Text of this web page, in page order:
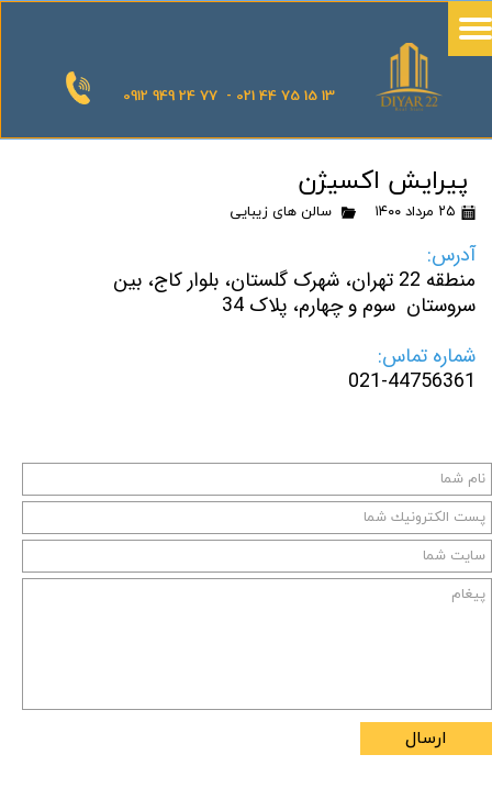
0912 949 24 77 - 021 44 75 15 13
پیرایش اکسیژن
۲۵ مرداد ۱۴۰۰ سالن های زیبایی
آدرس:
منطقه 22 تهران، شهرک گلستان، بلوار کاج، بین
سروستان سوم و چهارم، پلاک 34
شماره تماس:
021-44756361
ارسال